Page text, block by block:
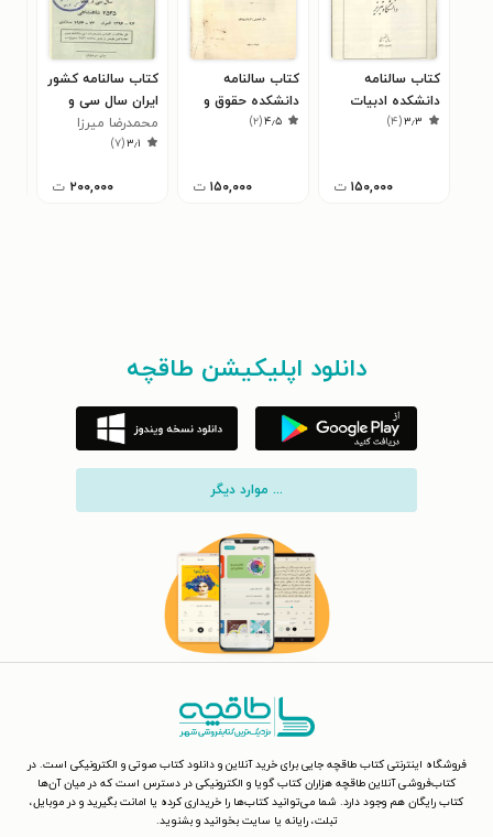
کتاب سالنامه
دانشکده ادبیات
تبریز سال ۱۳۳۰
۳٫۳(۴)
۱۵۰,۰۰۰ ت
کتاب سالنامه
دانشکده حقوق و
علوم سیاسی و
۴٫۵(۲)
۱۵۰,۰۰۰ ت
کتاب سالنامه کشور
ایران سال سی و
یکم ۲۵۳۵
محمد‌رضا میرزا
زمانی
۳٫۱(۷)
۲۰۰,۰۰۰ ت
دانلود اپلیکیشن طاقچه
... موارد دیگر
فروشگاه اینترنتی کتاب طاقچه جایی برای خرید آنلاین و دانلود کتاب صوتی و الکترونیکی است. در
کتاب‌فروشی آنلاین طاقچه هزاران کتاب گویا و الکترونیکی در دسترس است که در میان آن‌ها
کتاب رایگان هم وجود دارد. شما می‌توانید کتاب‌ها را خریداری کرده یا امانت بگیرید و در موبایل،
تبلت، رایانه یا سایت بخوانید و بشنوید.